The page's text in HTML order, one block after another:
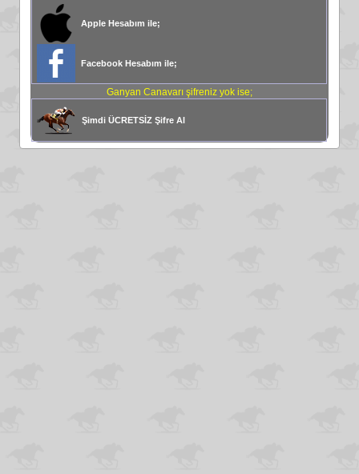
Apple Hesabım ile;
Facebook Hesabım ile;
Ganyan Canavarı şifreniz yok ise;
Şimdi ÜCRETSİZ Şifre Al